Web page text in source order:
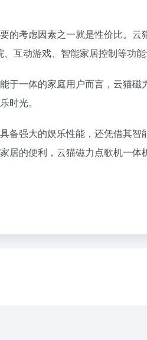
的考虑因素之一就是性价比。
互动游戏、智能家居控制等功
于一体的家庭用户而言，云猫
时光。
备强大的娱乐性能，还凭借其
居的便利，云猫磁力点歌机一